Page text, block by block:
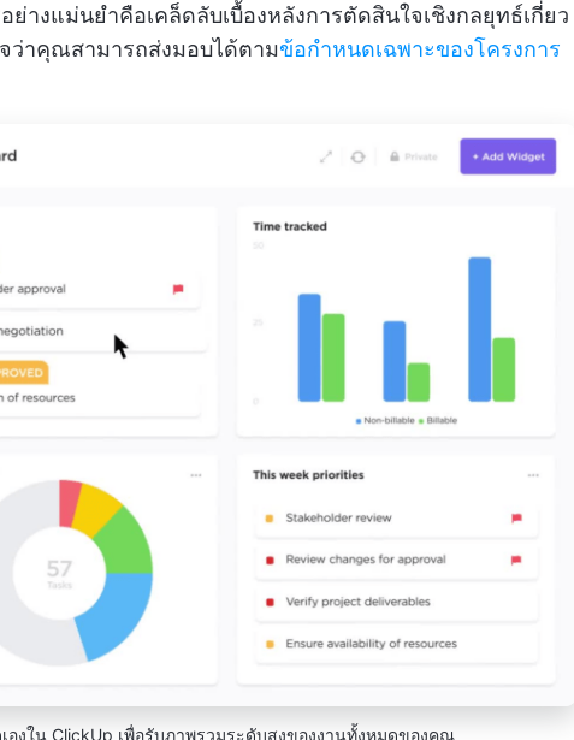
างแม่นยำคือเคล็ดลับเบื้องหลังการตัดสินใจเชิงกลยุทธ์เกี่ยว
าคุณสามารถส่งมอบได้ตามข้อกำหนดเฉพาะของโครงการ
องใน ClickUp เพื่อรับภาพรวมระดับสูงของงานทั้งหมดของคุณ